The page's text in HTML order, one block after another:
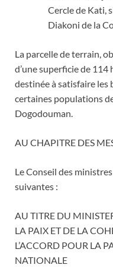
Cercle de Kati,
Diakoni de la
La parcelle de terrain,
d’une superficie de
destinée à satisfaire les
certaines populations
Dogodouman.
AU CHAPITRE DES
Le Conseil des
suivantes :
AU TITRE DU
LA PAIX ET DE LA
L’ACCORD POUR LA
NATIONALE